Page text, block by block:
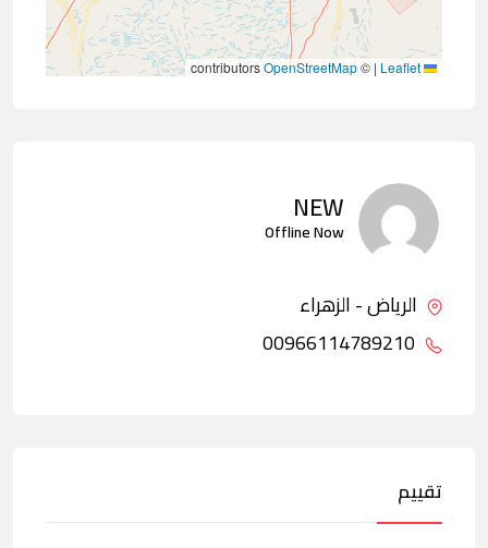
|
©
OpenStreetMap
NEW
Offline Now
الرياض - الزهراء
تقييم